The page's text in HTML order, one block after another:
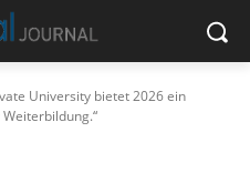
University bietet 2026 ein